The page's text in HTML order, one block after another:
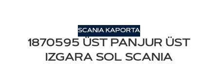
SCANIA KAPORTA
1870595 ÜST PANJUR ÜST
IZGARA SOL SCANIA